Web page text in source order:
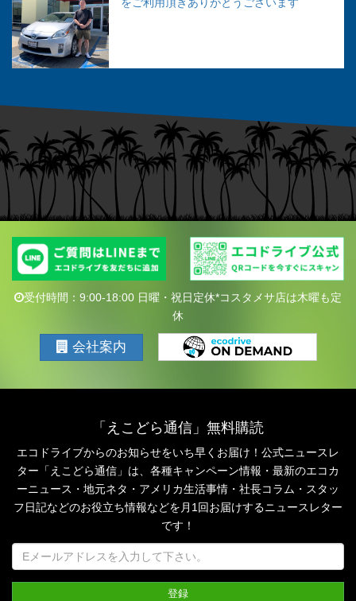
受付時間：9:00-18:00 日曜・祝日定休*コスタメサ店は木曜も定
休
会社案内
「えこどら通信」無料購読
エコドライブからのお知らせをいち早くお届け！公式ニュースレ
ター「えこどら通信」は、 各種キャンペーン情報・最新のエコカ
ーニュース・地元ネタ・アメリカ生活事情・社長コラム・ スタッ
フ日記などのお役立ち情報などを月1回お届けするニュースレター
です！